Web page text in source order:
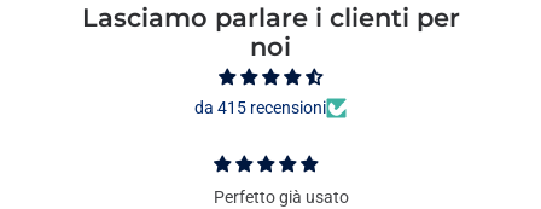
Lasciamo parlare i clienti per
noi
da 415 recensioni
Perfetto già usato